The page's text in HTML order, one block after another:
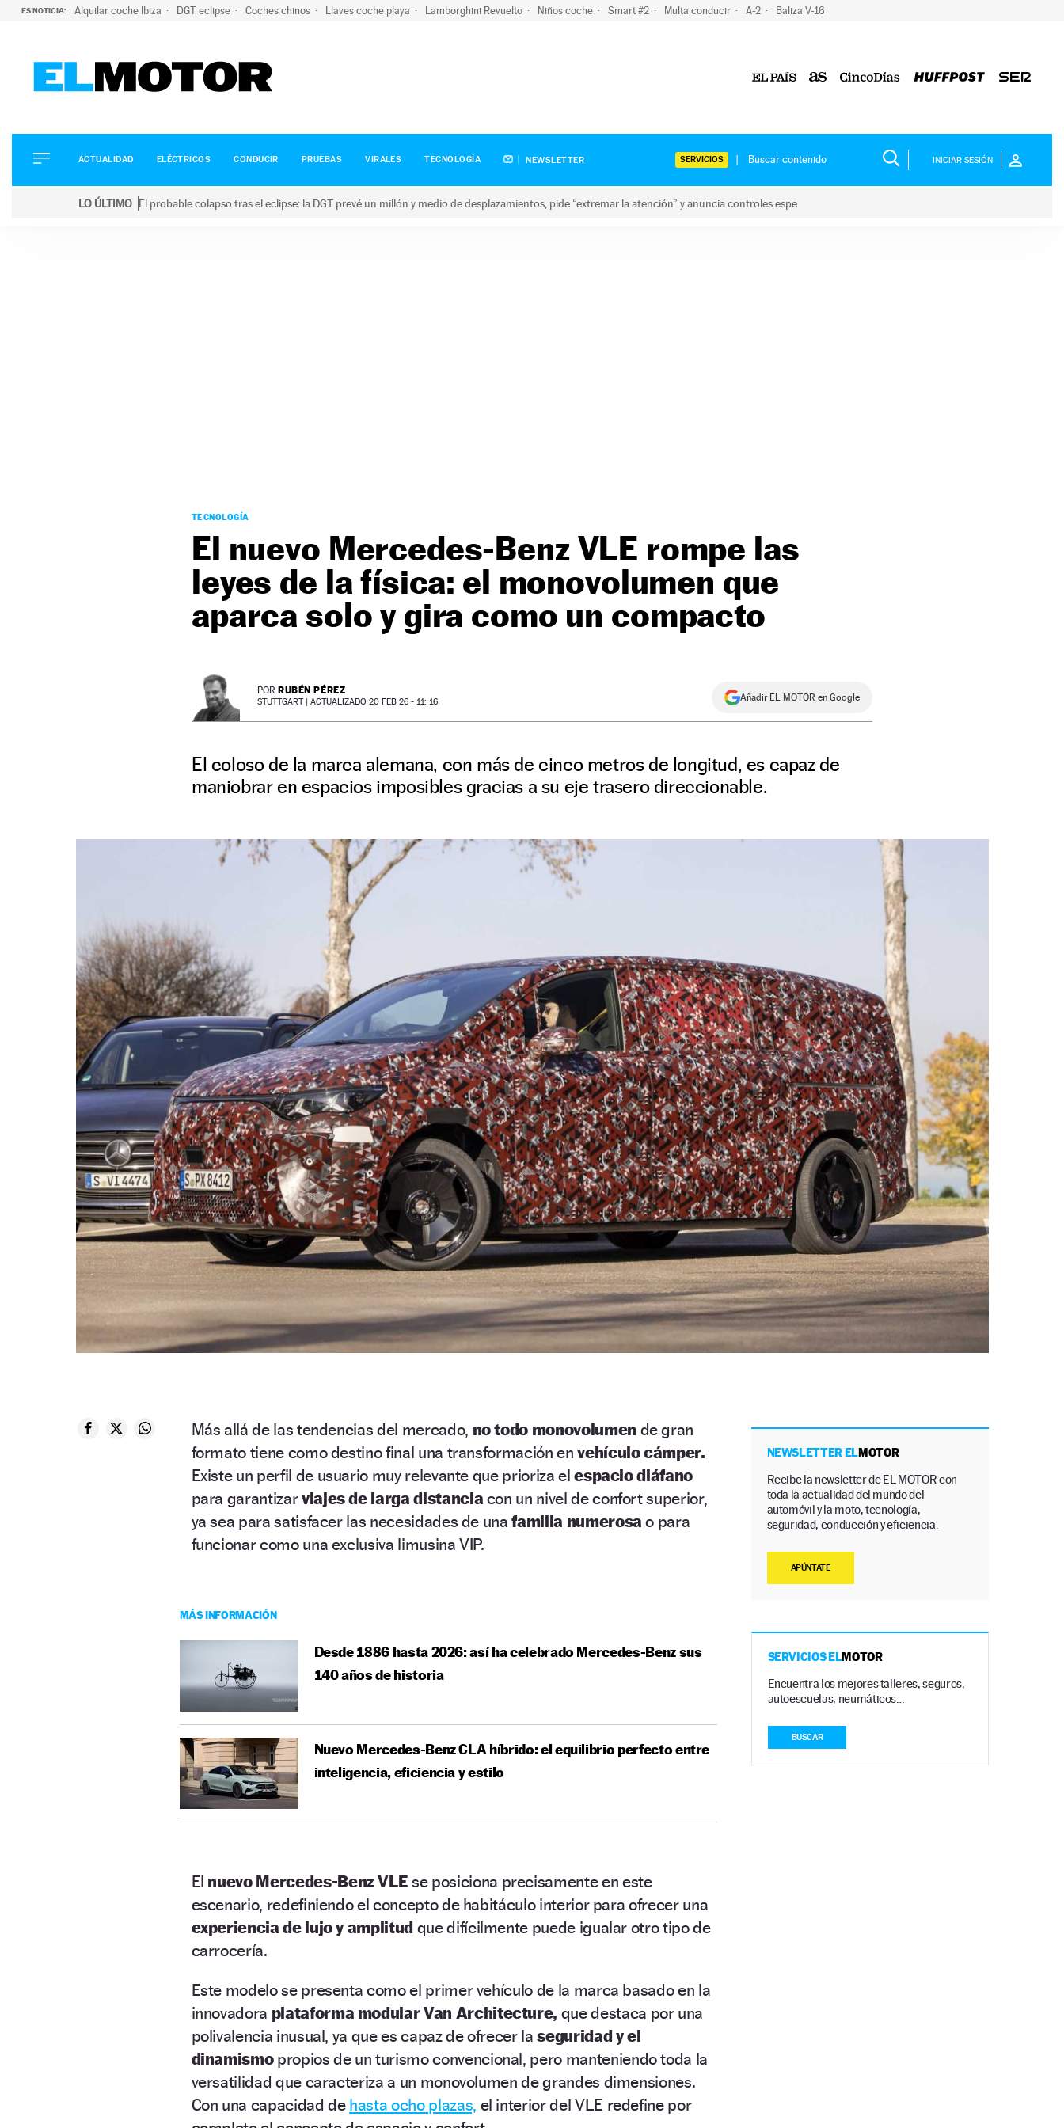
ES NOTICIA: Alquilar coche Ibiza DGT eclipse Coches chinos Llaves coche playa Lamborghini Revuelto Niños coche Smart #2 Multa conducir A-2 Baliza V-16
ELÉCTRICOS
CONDUCIR
ACTUALIDAD ELÉCTRICOS CONDUCIR PRUEBAS VIRALES TECNOLOGÍA NEWSLETTER SERVICIOS INICIAR SESIÓN
LO ÚLTIMO El probable colapso tras el eclipse: la DGT prevé un millón y medio de desplazamientos, pide “extremar la atención” y anuncia controles espe
TECNOLOGÍA
El nuevo Mercedes-Benz VLE rompe las
leyes de la física: el monovolumen que
aparca solo y gira como un compacto
POR RUBÉN PÉREZ
STUTTGART | ACTUALIZADO 20 FEB 26 - 11: 16 Añadir EL MOTOR en Google
El coloso de la marca alemana, con más de cinco metros de longitud, es capaz de
maniobrar en espacios imposibles gracias a su eje trasero direccionable.
Más allá de las tendencias del mercado, no todo monovolumen de gran
formato tiene como destino final una transformación envehículo cámper.
Existe un perfil de usuario muy relevante que prioriza elespacio diáfano
para garantizarviajes de larga distancia con un nivel de confort superior,
ya sea para satisfacer las necesidades de unafamilia numerosa o para
funcionar como una exclusiva limusina VIP.
MÁS INFORMACIÓN
Desde 1886 hasta 2026: así ha celebrado Mercedes-Benz sus
140 años de historia
Nuevo Mercedes-Benz CLA híbrido: el equilibrio perfecto entre
inteligencia, eficiencia y estilo
El nuevo Mercedes-Benz VLE se posiciona precisamente en este
escenario, redefiniendo el concepto de habitáculo interior para ofrecer una
experiencia de lujo y amplitud que difícilmente puede igualar otro tipo de
carrocería.
Este modelo se presenta como el primer vehículo de la marca basado en la
innovadora plataforma modular Van Architecture, que destaca por una
polivalencia inusual, ya que es capaz de ofrecer laseguridad y el
dinamismopropios de un turismo convencional, pero manteniendo toda la
versatilidad que caracteriza a un monovolumen de grandes dimensiones.
Con una capacidad de hasta ocho plazas, el interior del VLE redefine por
NEWSLETTER ELMOTOR
Recibe la newsletter de EL MOTOR con
toda la actualidad del mundo del
automóvil y la moto, tecnología,
seguridad, conducción y eficiencia.
APÚNTATE
SERVICIOS ELMOTOR
Encuentra los mejores talleres, seguros,
autoescuelas, neumáticos…
BUSCAR